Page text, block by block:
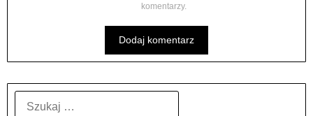
komentarzy.